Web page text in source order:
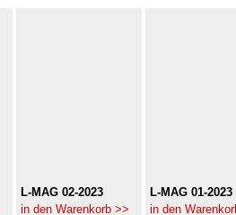
L-MAG 02-2023
in den Warenkorb >>
L-MAG 01-2023
in den